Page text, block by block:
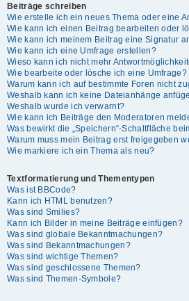
Beiträge schreiben
Wie erstelle ich ein neues Thema oder eine
Wie kann ich einen Beitrag bearbeiten oder
Wie kann ich meinem Beitrag eine Signatur
Wie kann ich eine Umfrage erstellen?
Wieso kann ich nicht mehr
Wie bearbeite oder lösche ich eine Umfrage?
Warum kann ich auf bestimmte Foren nicht
Weshalb kann ich keine Dateianhänge
Weshalb wurde ich verwarnt?
Wie kann ich Beiträge den Moderatoren
Was bewirkt die „Speichern“-Schaltfläche
Warum muss mein Beitrag erst freigegeben
Wie markiere ich ein Thema als neu?
Textformatierung und Thementypen
Was ist BBCode?
Kann ich HTML benutzen?
Was sind Smilies?
Kann ich Bilder in meine Beiträge einfügen?
Was sind globale Bekanntmachungen?
Was sind Bekanntmachungen?
Was sind wichtige Themen?
Was sind geschlossene Themen?
Was sind Themen-Symbole?